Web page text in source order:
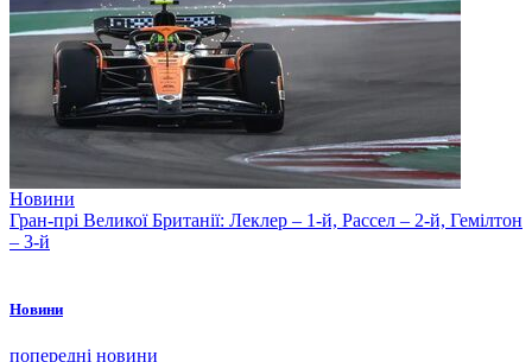
Новини
Гран-прі Великої Британії: Леклер – 1-й, Рассел – 2-й, Гемілтон
– 3-й
Новини
попередні новини